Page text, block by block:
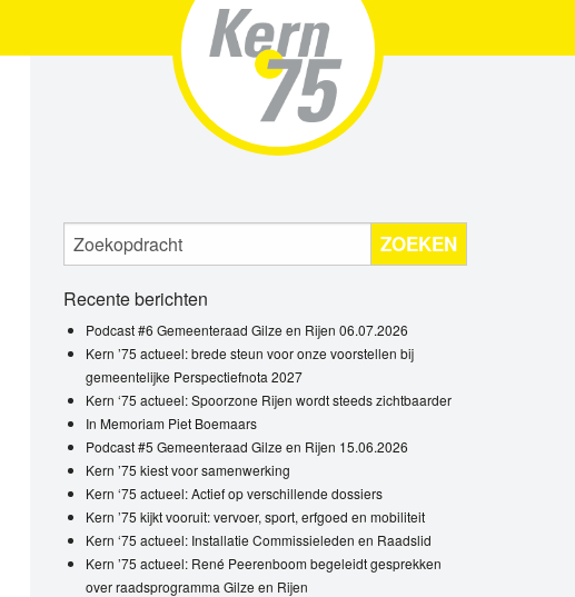
ZOEKEN
Recente berichten
Podcast #6 Gemeenteraad Gilze en Rijen 06.07.2026
Kern ’75 actueel: brede steun voor onze voorstellen bij
gemeentelijke Perspectiefnota 2027
Kern ‘75 actueel: Spoorzone Rijen wordt steeds zichtbaarder
In Memoriam Piet Boemaars
Podcast #5 Gemeenteraad Gilze en Rijen 15.06.2026
Kern ’75 kiest voor samenwerking
Kern ‘75 actueel: Actief op verschillende dossiers
Kern ’75 kijkt vooruit: vervoer, sport, erfgoed en mobiliteit
Kern ‘75 actueel: Installatie Commissieleden en Raadslid
Kern ’75 actueel: René Peerenboom begeleidt gesprekken
over raadsprogramma Gilze en Rijen